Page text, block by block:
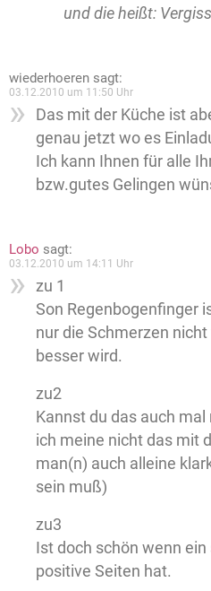
und die heißt:
wiederhoeren sagt:
03.12.2010 um 11:50 Uhr
Das mit der Küche ist
genau jetzt wo es
Ich kann Ihnen für alle
bzw.gutes Gelingen
Lobo sagt:
03.12.2010 um 14:11 Uhr
zu 1
Son Regenbogenfinger
nur die Schmerzen
besser wird.
zu2
Kannst du das auch
ich meine nicht das mit
man(n) auch alleine
sein muß)
zu3
Ist doch schön wenn
positive Seiten hat.